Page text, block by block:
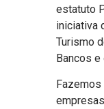
estatuto
iniciativa
Turismo
Bancos e
Fazemos